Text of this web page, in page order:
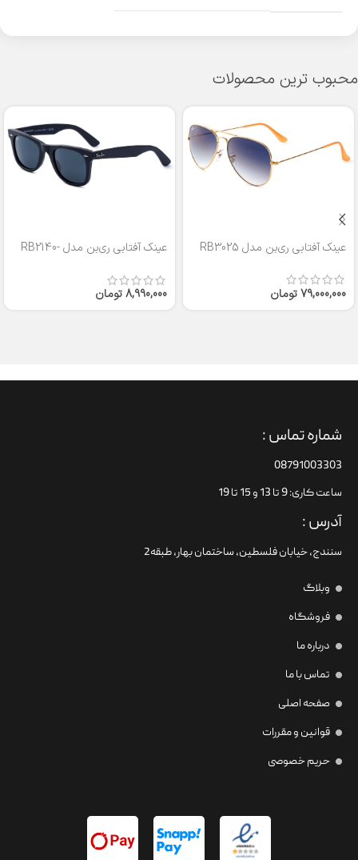
محبوب ترین محصولات
عینک آفتابی ری‌بن مدل RB3025
79,000,000تومان
عینک آفتابی ری‌بن مدل RB2140-
8,990,000تومان
شماره تماس :
08791003303
ساعت کاری: 9 تا 13 و 15 تا 19
آدرس :
سنندج، خیابان فلسطین،‌ ساختمان بهار، طبقه2
وبلاگ
فروشگاه
درباره ما
تماس با ما
صفحه اصلی
قوانین و مقررات
حریم خصوصی